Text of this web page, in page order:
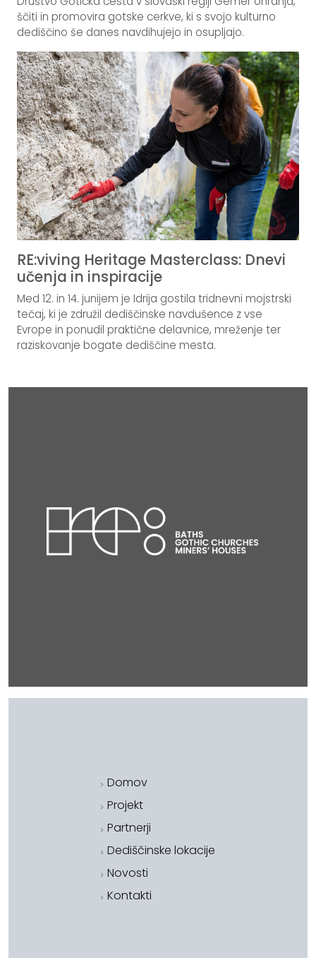
ščiti in promovira gotske cerkve, ki s svojo kulturno
dediščino še danes navdihujejo in osupljajo.
RE:viving Heritage Masterclass: Dnevi
učenja in inspiracije
Med 12. in 14. junijem je Idrija gostila tridnevni mojstrski
tečaj, ki je združil dediščinske navdušence z vse
Evrope in ponudil praktične delavnice, mreženje ter
raziskovanje bogate dediščine mesta.
Domov
Projekt
Partnerji
Dediščinske lokacije
Novosti
Kontakti